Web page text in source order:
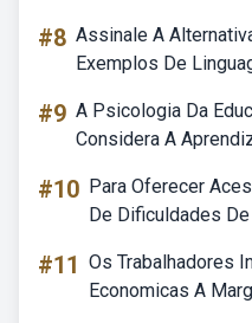
#8 Assinale A
Exemplos De
#9 A Psicologia Da
Considera A
#10 Para Oferecer
De Dificuldades
#11 Os Trabalhadores
Economicas A